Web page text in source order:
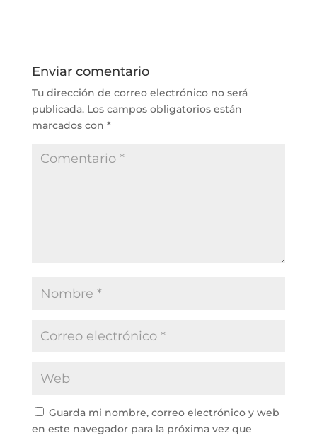
Enviar comentario
Tu dirección de correo electrónico no será
publicada. Los campos obligatorios están
marcados con *
Guarda mi nombre, correo electrónico y web
en este navegador para la próxima vez que